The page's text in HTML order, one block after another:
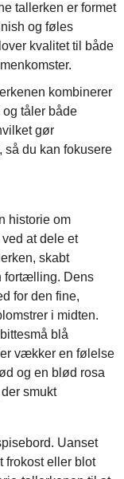
tallerken er formet
og føles
kvalitet til både
kombinerer
tåler både
gør
du kan fokusere
historie om
at dele et
skabt
fortælling. Dens
for den fine,
i midten.
blå
vækker en følelse
og en blød rosa
smukt
Uanset
frokost eller blot